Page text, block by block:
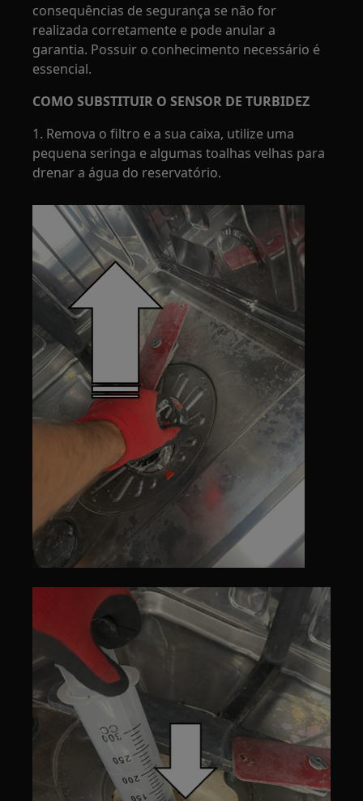
consequências de segurança se não for
realizada corretamente e pode anular a
garantia. Possuir o conhecimento necessário é
essencial.
COMO SUBSTITUIR O SENSOR DE TURBIDEZ
1. Remova o filtro e a sua caixa, utilize uma
pequena seringa e algumas toalhas velhas para
drenar a água do reservatório.